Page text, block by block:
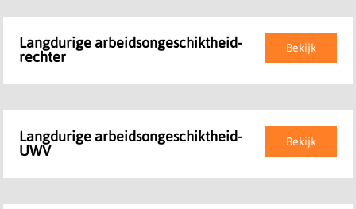
Bekijk
Langdurige arbeidsongeschiktheid-
rechter
Bekijk
Langdurige arbeidsongeschiktheid-
UWV